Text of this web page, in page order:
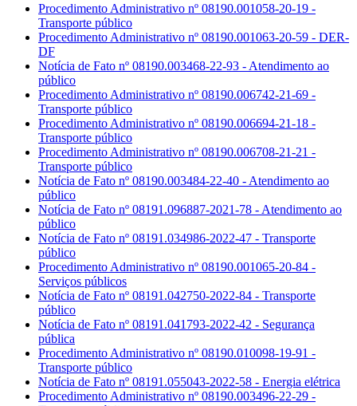
Procedimento Administrativo nº 08190.001058-20-19 -
Transporte público
Procedimento Administrativo nº 08190.001063-20-59 - DER-
DF
Notícia de Fato nº 08190.003468-22-93 - Atendimento ao
público
Procedimento Administrativo nº 08190.006742-21-69 -
Transporte público
Procedimento Administrativo nº 08190.006694-21-18 -
Transporte público
Procedimento Administrativo nº 08190.006708-21-21 -
Transporte público
Notícia de Fato nº 08190.003484-22-40 - Atendimento ao
público
Notícia de Fato nº 08191.096887-2021-78 - Atendimento ao
público
Notícia de Fato nº 08191.034986-2022-47 - Transporte
público
Procedimento Administrativo nº 08190.001065-20-84 -
Serviços públicos
Notícia de Fato nº 08191.042750-2022-84 - Transporte
público
Notícia de Fato nº 08191.041793-2022-42 - Segurança
pública
Procedimento Administrativo nº 08190.010098-19-91 -
Transporte público
Notícia de Fato nº 08191.055043-2022-58 - Energia elétrica
Procedimento Administrativo nº 08190.003496-22-29 -